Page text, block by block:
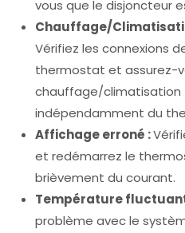
vous que le disjoncteur
Chauffage/
Vérifiez les connexions
thermostat et assurez-
chauffage/climatisation
indépendamment du
Affichage erroné :
et redémarrez le
brièvement du courant.
Température
problème avec le